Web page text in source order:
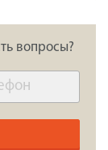
вопросы?